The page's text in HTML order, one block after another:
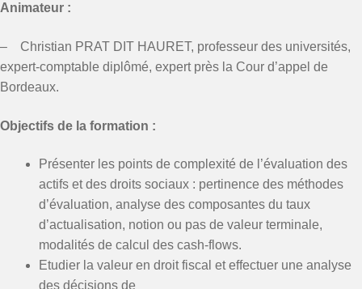
Animateur :
– Christian PRAT DIT HAURET, professeur des universités,
expert-comptable diplômé, expert près la Cour d’appel de
Bordeaux.
Objectifs de la formation :
Présenter les points de complexité de l’évaluation des
actifs et des droits sociaux : pertinence des méthodes
d’évaluation, analyse des composantes du taux
d’actualisation, notion ou pas de valeur terminale,
modalités de calcul des cash-flows.
Etudier la valeur en droit fiscal et effectuer une analyse
des décisions de